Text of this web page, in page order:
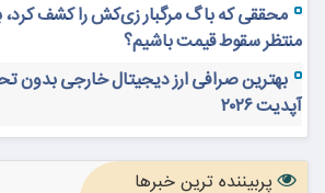
محققی که باگ مرگبار زی‌کش را کشف کرد،
منتظر سقوط قیمت باشیم؟
بهترین صرافی ارز دیجیتال خارجی بدون
آپدیت ۲۰۲۶
پربیننده ترین خبرها